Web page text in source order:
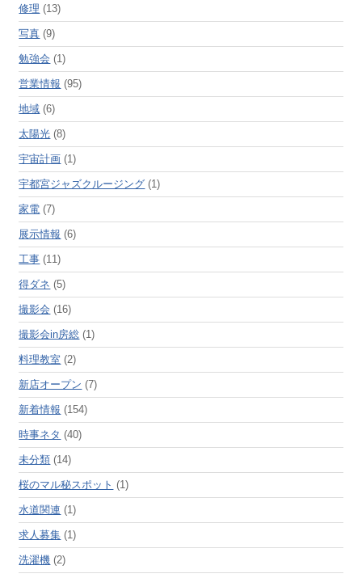
修理 (13)
写真 (9)
勉強会 (1)
営業情報 (95)
地域 (6)
太陽光 (8)
宇宙計画 (1)
宇都宮ジャズクルージング (1)
家電 (7)
展示情報 (6)
工事 (11)
得ダネ (5)
撮影会 (16)
撮影会in房総 (1)
料理教室 (2)
新店オープン (7)
新着情報 (154)
時事ネタ (40)
未分類 (14)
桜のマル秘スポット (1)
水道関連 (1)
求人募集 (1)
洗濯機 (2)